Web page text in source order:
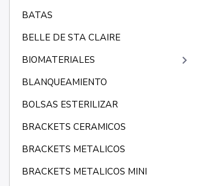
BATAS
BELLE DE STA CLAIRE
BIOMATERIALES
keyboard_arrow_right
BLANQUEAMIENTO
BOLSAS ESTERILIZAR
BRACKETS CERAMICOS
BRACKETS METALICOS
BRACKETS METALICOS MINI